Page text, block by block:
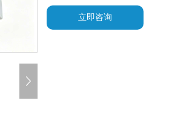
立即咨询